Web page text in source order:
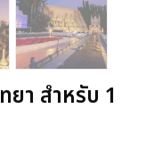
ยา สำหรับ 1